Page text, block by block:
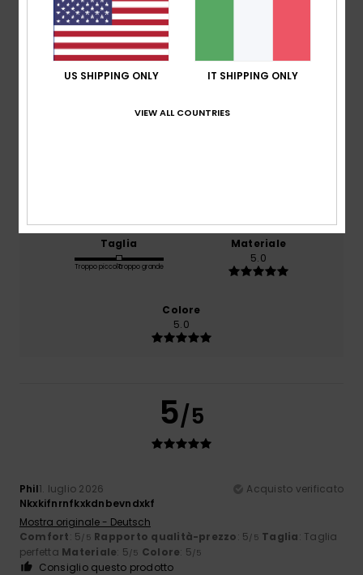
basato su1 recensioni verificate
Comfort
Taglia
Troppo piccoloTroppo grande
Materiale
5.0
Colore
5.0
5/5
Phil1. luglio 2026
Acquisto verificato
Nkxkifnrnfkxkdnbevndxkf
Mostra originale - Deutsch
Comfort: 5/5 Rapporto qualità-prezzo: 5/5 Taglia: Taglia
perfetta Materiale: 5/5 Colore: 5/5
Consiglio questo prodotto
US SHIPPING ONLY IT SHIPPING ONLY
VIEW ALL COUNTRIES